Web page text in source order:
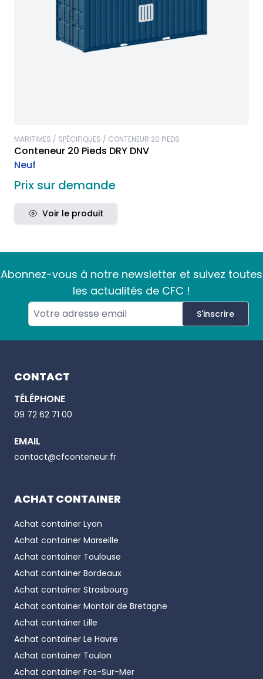
MARITIMES / SPÉCIFIQUES / CONTENEUR 20 PIEDS
Conteneur 20 Pieds DRY DNV
Neuf
Prix sur demande
Voir le produit
Abonnez-vous à notre newsletter et suivez toutes
les actualités de CFC !
S'inscrire
CONTACT
TÉLÉPHONE
Email
09 72 62 71 00
EMAIL
Phone number
contact@cfconteneur.fr
ACHAT CONTAINER
Achat container Lyon
Achat container Marseille
Achat container Toulouse
Achat container Bordeaux
Achat container Strasbourg
Achat container Montoir de Bretagne
Achat container Lille
Achat container Le Havre
Achat container Toulon
Achat container Fos-Sur-Mer